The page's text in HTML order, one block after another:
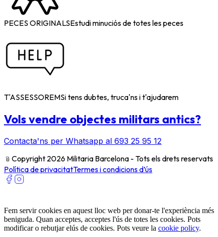
PECES ORIGINALSEstudi minuciós de totes les peces
T'ASSESSOREMSi tens dubtes, truca'ns i t'ajudarem
Vols vendre objectes militars antics?
Contacta'ns per Whatsapp al 693 25 95 12
﹫ Copyright 2026 Militaria Barcelona - Tots els drets reservats
Política de privacitatTermes i condicions d’ús
Fem servir cookies en aquest lloc web per donar-te l'experiència més
beniguda. Quan acceptes, acceptes l'ús de totes les cookies. Pots
modificar o rebutjar elús de cookies. Pots veure la cookie policy.